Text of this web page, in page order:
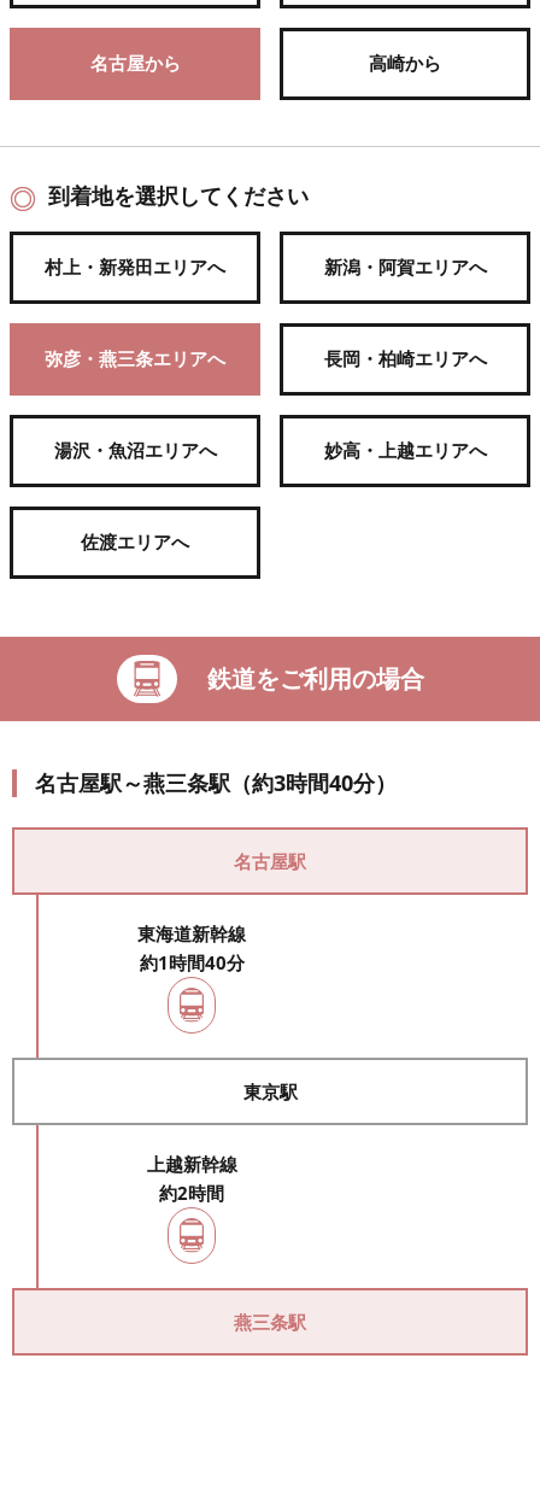
名古屋から 高崎から
到着地を選択してください
村上・新発田エリアへ 新潟・阿賀エリアへ
弥彦・燕三条エリアへ 長岡・柏崎エリアへ
湯沢・魚沼エリアへ 妙高・上越エリアへ
佐渡エリアへ
鉄道をご利用の場合
名古屋駅～燕三条駅（約3時間40分）
名古屋駅
東海道新幹線
約1時間40分
東京駅
上越新幹線
約2時間
燕三条駅